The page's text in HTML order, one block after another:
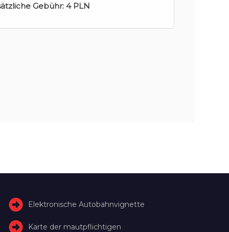
Gebühr: 4 PLN
Elektronische Autobahnvignette
Karte der mautpflichtigen